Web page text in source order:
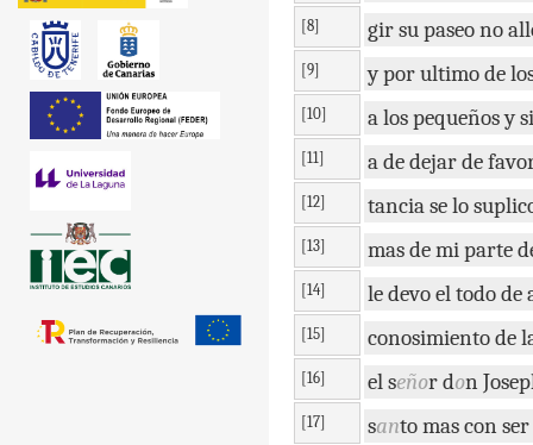
[8] girsupaseono
[9] yporultimode
[10] alospequeñosy
[11] adedejarde
[12] tanciaselo
[13] masdemiparte
[14] ledevoeltodode
[15] conosimientode
[16] elseñordon
[17] santomascon ser